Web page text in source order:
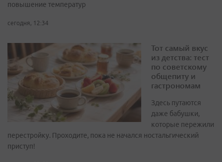
повышение температур
сегодня, 12:34
Тот самый вкус
из детства: тест
по советскому
общепиту и
гастрономам
Здесь путаются
даже бабушки,
которые пережили
перестройку. Проходите, пока не начался ностальгический
приступ!